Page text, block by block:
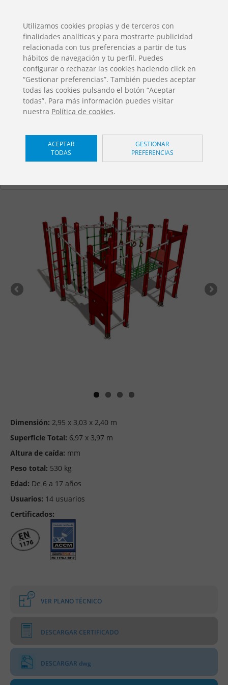
DESCARGAS
Catálogos Jolas
Moldavia B / Loop
RE-3000 B
Dimensión: 2,95 x 3,03 x 2,40 m
Superficie Total: 6,97 x 3,97 m
Altura de caída: mm
Peso total: 530 kg
Edad: De 6 a 17 años
Usuarios: 14 usuarios
Certificados:
VER PLANO TÉCNICO
DESCARGAR CERTIFICADO
DESCARGAR dwg
Utilizamos cookies propias y de terceros con
finalidades analíticas y para mostrarte publicidad
relacionada con tus preferencias a partir de tus
hábitos de navegación y tu perfil. Puedes
configurar o rechazar las cookies haciendo click en
“Gestionar preferencias”. También puedes aceptar
todas las cookies pulsando el botón “Aceptar
todas”. Para más información puedes visitar
nuestra Política de cookies.
ACEPTAR
TODAS
GESTIONAR
PREFERENCIAS